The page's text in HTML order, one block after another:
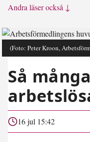
Andra läser också ↓
(Foto: Peter Kroon,
Så
16 jul 15:42